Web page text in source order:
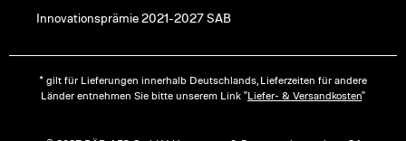
Innovationsprämie 2021-2027 SAB
* gilt für Lieferungen innerhalb Deutschlands, Lieferzeiten für andere
Länder entnehmen Sie bitte unserem Link "Liefer- & Versandkosten"